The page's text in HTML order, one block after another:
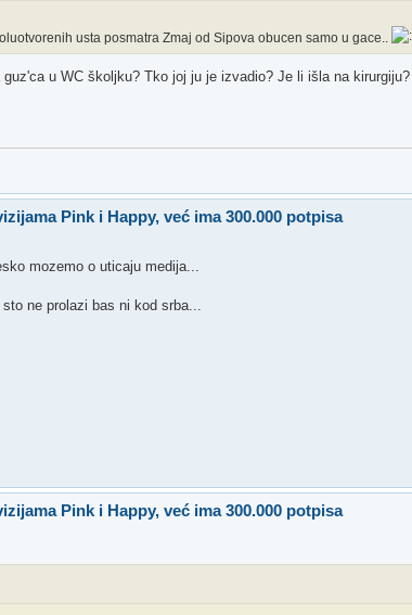
usta posmatra Zmaj od Sipova obucen samo u gace..
u WC školjku? Tko joj ju je izvadio? Je li išla na kirurgiju?
Pink i Happy, već ima 300.000 potpisa
mozemo o uticaju medija...
ne prolazi bas ni kod srba...
Pink i Happy, već ima 300.000 potpisa